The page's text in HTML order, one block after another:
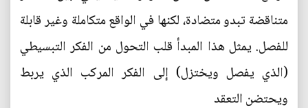
متناقضة تبدو متضادة، لكنها في الواقع متكاملة وغير قابلة
للفصل. يمثل هذا المبدأ قلب التحول من الفكر التبسيطي
(الذي يفصل ويختزل) إلى الفكر المركب الذي يربط
ويحتضن التعقد